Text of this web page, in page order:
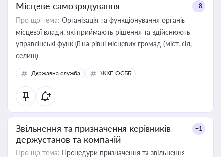
Місцеве самоврядування +8
Про що тема: Організація та функціонування органів
місцевої влади, які приймають рішення та здійснюють
управлінські функції на рівні місцевих громад (міст, сіл,
селищ)
Державна служба ЖКГ, ОСББ
Звільнення та призначення керівників
держустанов та компаній
+1
Про що тема: Процедури призначення та звільнення